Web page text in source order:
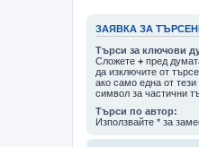
ЗАЯВКА ЗА
Търси за ключови
Сложете + пред
да изключите от
ако само една от
символ за частични
Търси по автор:
Използвайте * за